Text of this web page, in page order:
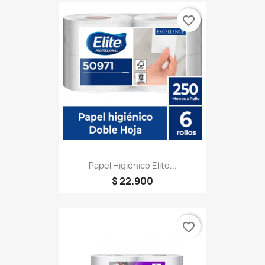
Papel Higiénico Elite...
$ 22.900
favorite_border
favorite_border